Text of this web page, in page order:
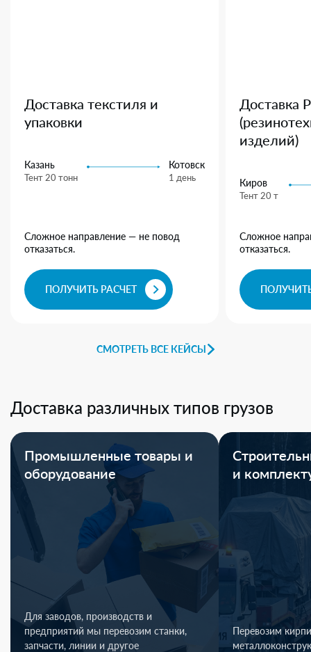
СМОТРЕТЬ ВСЕ КЕЙСЫ
Доставка текстиля и
упаковки
Казань
Тент 20 тонн
Котовск
1 день
Сложное направление — не повод
отказаться.
ПОЛУЧИТЬ РАСЧЕТ
Доставка
изделий)
Киров
Тент 20 т
Сложное
отказаться.
Доставка различных типов грузов
Промышленные товары и
оборудование
Для заводов, производств и
предприятий мы перевозим станки,
запчасти, линии и другое
и
Перевозим